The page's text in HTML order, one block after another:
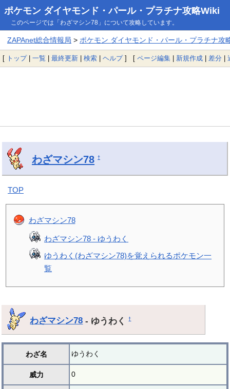
ポケモン ダイヤモンド・パール・プラチナ攻略Wiki
このページでは「わざマシン78」について攻略しています。
ZAPAnet総合情報局 > ポケモン ダイヤモンド・パール・プラチナ攻
[ トップ| 一覧 | 最終更新 | 検索 | ヘルプ] [ ページ編集 | 新規作成 | 差分 |
わざマシン78 †
TOP
わざマシン78
わざマシン78 - ゆうわく
ゆうわく(わざマシン78)を覚えられるポケモン一
覧
わざマシン78 - ゆうわく†
わざ名 ゆうわく
威力 0